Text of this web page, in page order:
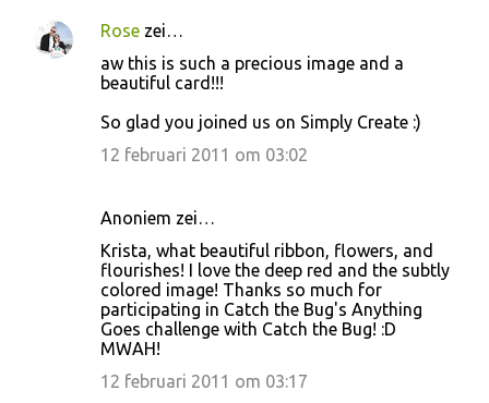
Rose zei…
aw this is such a precious image and a
beautiful card!!!
So glad you joined us on Simply Create :)
12 februari 2011 om 03:02
Anoniem zei…
Krista, what beautiful ribbon, flowers, and
flourishes! I love the deep red and the subtly
colored image! Thanks so much for
participating in Catch the Bug's Anything
Goes challenge with Catch the Bug! :D
MWAH!
12 februari 2011 om 03:17